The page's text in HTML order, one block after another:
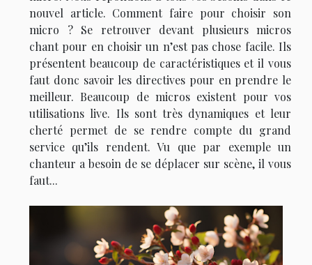
nouvel article. Comment faire pour choisir son
micro ? Se retrouver devant plusieurs micros
chant pour en choisir un n’est pas chose facile. Ils
présentent beaucoup de caractéristiques et il vous
faut donc savoir les directives pour en prendre le
meilleur. Beaucoup de micros existent pour vos
utilisations live. Ils sont très dynamiques et leur
cherté permet de se rendre compte du grand
service qu’ils rendent. Vu que par exemple un
chanteur a besoin de se déplacer sur scène, il vous
faut...